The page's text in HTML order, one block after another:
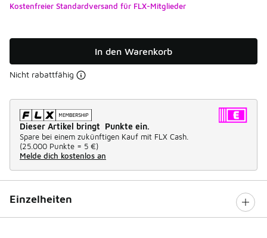
Kostenfreier Standardversand für FLX-Mitglieder
In den Warenkorb
Nicht rabattfähig
Dieser Artikel bringt Punkte ein.
Spare bei einem zukünftigen Kauf mit FLX Cash.
(25.000 Punkte = 5 €)
Melde dich kostenlos an
Einzelheiten